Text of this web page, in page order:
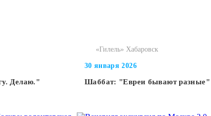
Делаю."
«Гилель» Хабаровск
30 января 2026
Шаббат: "Евреи бывают разные"